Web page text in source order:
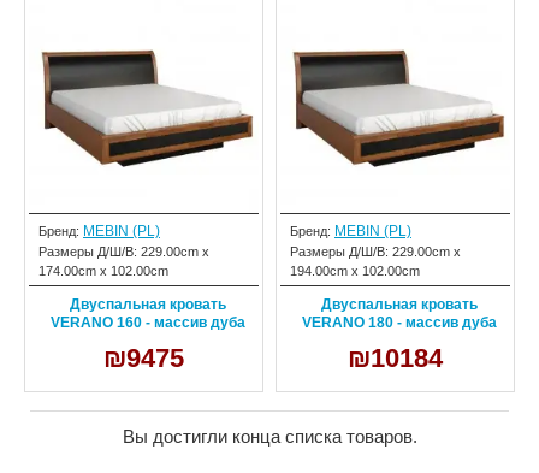
Бренд: MEBIN (PL)
Размеры Д/Ш/В: 229.00cm x
174.00cm x 102.00cm
Двуспальная кровать
VERANO 160 - массив дуба
₪9475
Бренд: MEBIN (PL)
Размеры Д/Ш/В: 229.00cm x
194.00cm x 102.00cm
Двуспальная кровать
VERANO 180 - массив дуба
₪10184
Вы достигли конца списка товаров.